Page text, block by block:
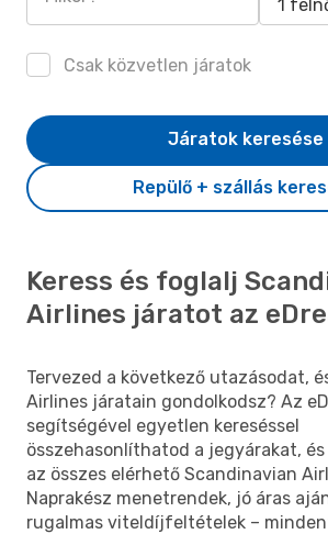
1
Csak közvetlen járatok
Repülő + szállás
Járatok keresése
Keress és foglalj
Airlines járatot az
Tervezed a következő utazásodat,
Airlines járatain gondolkodsz? Az
segítségével egyetlen kereséssel
összehasonlíthatod a jegyárakat,
az összes elérhető Scandinavian
Naprakész menetrendek, jó áras
rugalmas viteldíjfeltételek –